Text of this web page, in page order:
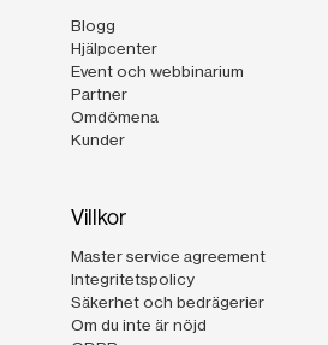
Blogg
Hjälpcenter
Event och webbinarium
Partner
Omdömena
Kunder
Villkor
Master service agreement
Integritetspolicy
Säkerhet och bedrägerier
Om du inte är nöjd